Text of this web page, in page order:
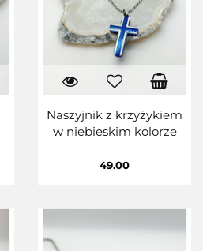
Naszyjnik z krzyżykiem
w niebieskim kolorze
49.00